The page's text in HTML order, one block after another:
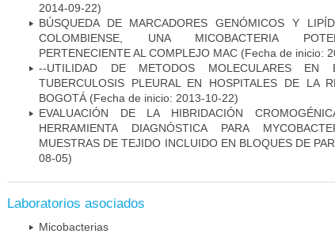
2014-09-22)
BÚSQUEDA DE MARCADORES GENÓMICOS Y
COLOMBIENSE, UNA MICOBACTERIA
PERTENECIENTE AL COMPLEJO MAC (Fecha de inicio:
--UTILIDAD DE METODOS MOLECULARES
TUBERCULOSIS PLEURAL EN HOSPITALES DE LA
BOGOTÁ (Fecha de inicio: 2013-10-22)
EVALUACIÓN DE LA HIBRIDACIÓN
HERRAMIENTA DIAGNÓSTICA PARA
MUESTRAS DE TEJIDO INCLUIDO EN BLOQUES DE
08-05)
Laboratorios asociados
Micobacterias